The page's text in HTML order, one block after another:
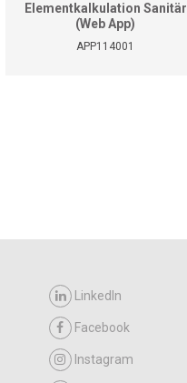
Elementkalkulation Sanitär
(Web App)
APP114001
LinkedIn
Facebook
Instagram